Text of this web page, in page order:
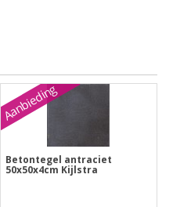
Aanbieding
Betontegel antraciet
50x50x4cm Kijlstra